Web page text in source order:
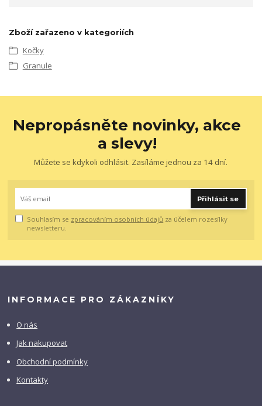
Zboží zařazeno v kategoriích
Kočky
Granule
Nepropásněte novinky, akce
a slevy!
Můžete se kdykoli odhlásit. Zasíláme jednou za 14 dní.
Přihlásit se
Souhlasím se zpracováním osobních údajů za účelem rozesílky
newsletteru.
INFORMACE PRO ZÁKAZNÍKY
O nás
Jak nakupovat
Obchodní podmínky
Kontakty